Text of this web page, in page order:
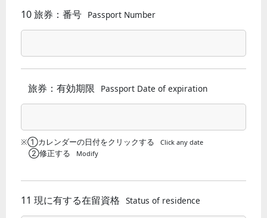
10 旅券：番号 Passport Number
旅券：有効期限 Passport Date of expiration
※①カレンダーの日付をクリックする Click any date
②修正する Modify
11 現に有する在留資格 Status of residence